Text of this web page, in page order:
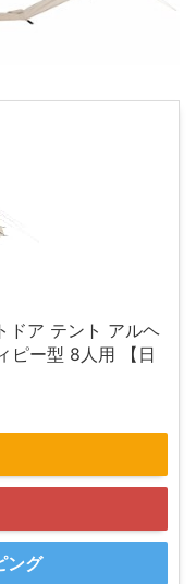
ドア テント アルヘ
ピー型 8人用 【日
ング